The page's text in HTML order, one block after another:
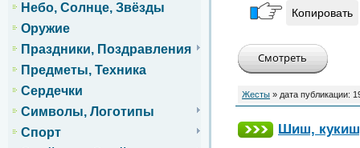
Небо, Солнце, Звёзды
Оружие
Праздники, Поздравления
Предметы, Техника
Сердечки
Символы, Логотипы
Спорт
Копировать
Жесты » дата публикации:
Шиш,